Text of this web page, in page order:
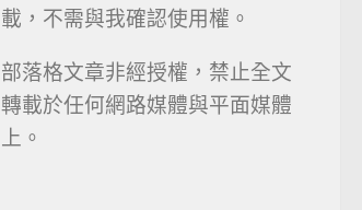
載，不需與我確認使用權。
部落格文章非經授權，禁止全文
轉載於任何網路媒體與平面媒體
上。